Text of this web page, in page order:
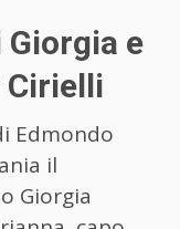
Giorgia e
Cirielli
Edmondo
il
Giorgia